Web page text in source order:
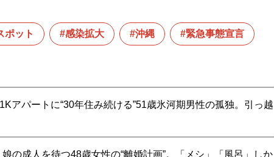
ポット 感染拡大 沖縄 緊急事態宣言
アパートに“30年住み続ける”51歳氷河期男性の孤独。引っ越
の成人を待つ48歳女性の“離婚計画”。「メシ」「風呂」しか